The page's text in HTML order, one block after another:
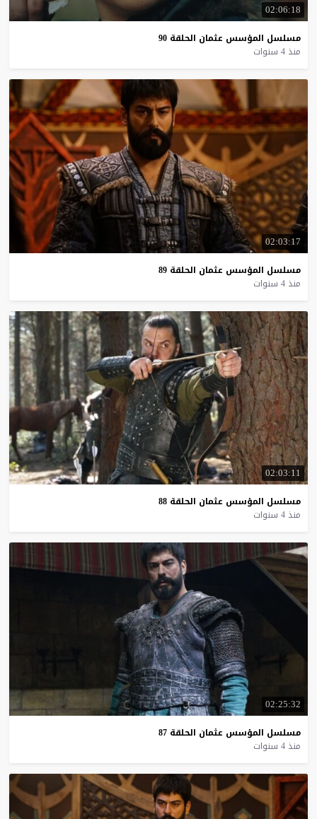
02:06:18
مسلسل المؤسس عثمان الحلقة 90
منذ 4 سنوات
02:03:17
مسلسل المؤسس عثمان الحلقة 89
منذ 4 سنوات
02:03:11
مسلسل المؤسس عثمان الحلقة 88
منذ 4 سنوات
02:25:32
مسلسل المؤسس عثمان الحلقة 87
منذ 4 سنوات